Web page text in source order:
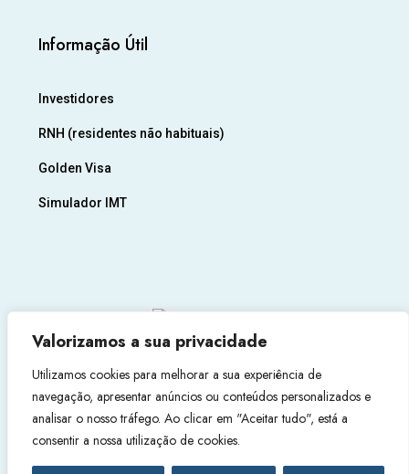
Valorizamos a sua privacidade
Utilizamos cookies para melhorar a sua experiência de
navegação, apresentar anúncios ou conteúdos personalizados e
analisar o nosso tráfego. Ao clicar em "Aceitar tudo", está a
consentir a nossa utilização de cookies.
Informação Útil
Investidores
RNH (residentes não habituais)
Golden Visa
Simulador IMT